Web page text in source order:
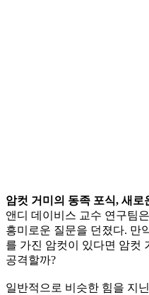
암컷 거미의 동족 포식, 새로
앤디 데이비스 교수 연구팀
흥미로운 질문을 던졌다. 만
를 가진 암컷이 있다면 암컷
공격할까?
일반적으로 비슷한 힘을 지